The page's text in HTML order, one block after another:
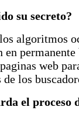
su secreto?
algoritmos
en
web
los
el proceso